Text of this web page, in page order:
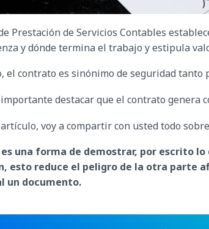
Prestación de Servicios Contables
y dónde termina el trabajo y estipula
el contrato es sinónimo de seguridad
destacar que el contrato genera
voy a compartir con usted todo
una forma de demostrar, por escrito
esto reduce el peligro de la otra parte
un documento.